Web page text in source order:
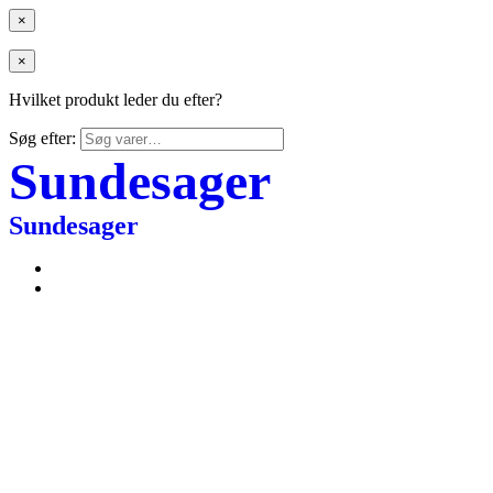
×
×
Hvilket produkt leder du efter?
Søg efter:
Sundesager
Sundesager